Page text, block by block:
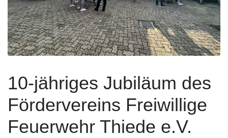
10-jähriges Jubiläum des
Fördervereins Freiwillige
Feuerwehr Thiede e.V.